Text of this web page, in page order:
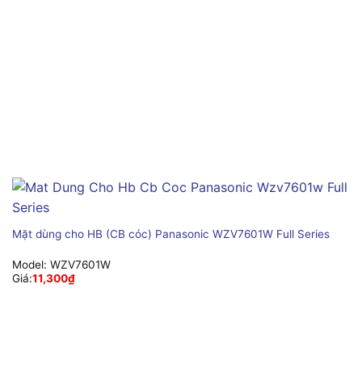
Mặt dùng cho HB (CB cóc) Panasonic WZV7601W Full Series
Model: WZV7601W
Giá:11,300₫